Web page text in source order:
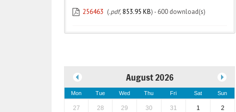
256463 (.pdf, 853.95 KB) - 600 download(s)
August 2026
Mon Tue Wed Thu Fri Sat Sun
27 28 29 30 31 1 2